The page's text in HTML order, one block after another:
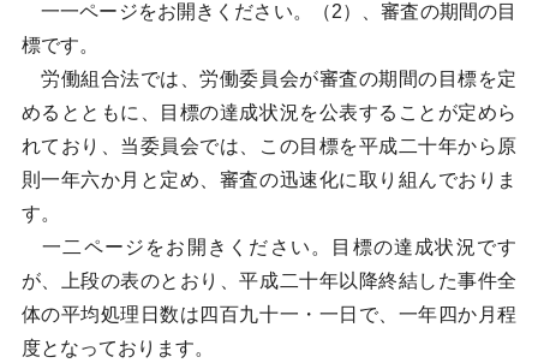
一一ページをお開きください。（2）、審査の期間の目
標です。
労働組合法では、労働委員会が審査の期間の目標を定
めるとともに、目標の達成状況を公表することが定めら
れており、当委員会では、この目標を平成二十年から原
則一年六か月と定め、審査の迅速化に取り組んでおりま
す。
一二ページをお開きください。目標の達成状況です
が、上段の表のとおり、平成二十年以降終結した事件全
体の平均処理日数は四百九十一・一日で、一年四か月程
度となっております。